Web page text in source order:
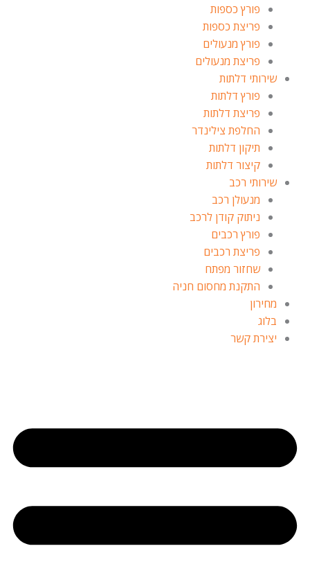
פורץ כספות
פריצת כספות
פורץ מנעולים
פריצת מנעולים
שירותי דלתות
פורץ דלתות
פריצת דלתות
החלפת צילינדר
תיקון דלתות
קיצור דלתות
שירותי רכב
מנעולן רכב
ניתוק קודן לרכב
פורץ רכבים
פריצת רכבים
שחזור מפתח
התקנת מחסום חניה
מחירון
בלוג
יצירת קשר